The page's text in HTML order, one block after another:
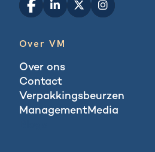
Over VM
Over ons
Contact
Verpakkingsbeurzen
ManagementMedia